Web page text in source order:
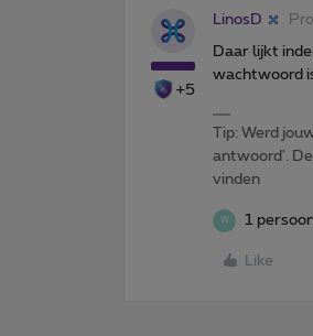
+5
LinosD
Daar lijkt
wachtwoord
Tip: Werd
antwoord'.
vinden
W 1
Like